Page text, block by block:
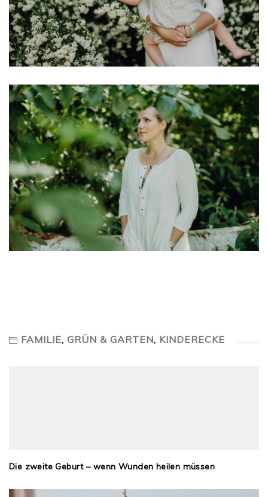
FAMILIE, GRÜN & GARTEN, KINDERECKE
Die zweite Geburt – wenn Wunden heilen müssen